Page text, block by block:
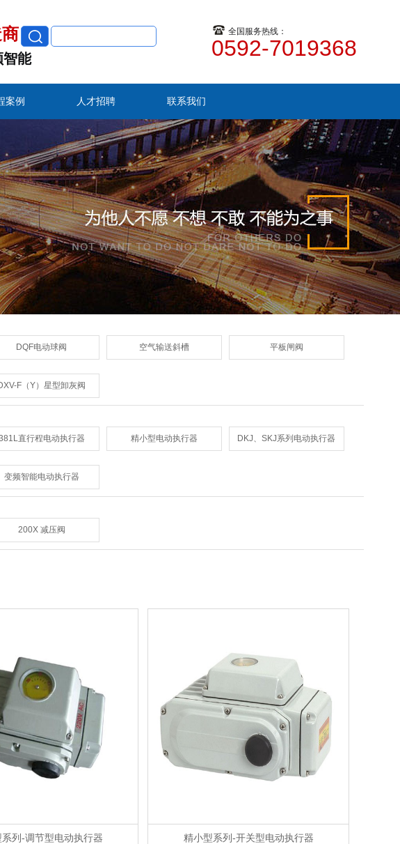
智能
全国服务热线：
0592-7019368
案例 人才招聘 联系我们
DQF电动球阀 空气输送斜槽 平板闸阀
F（Y）星型卸灰阀
直行程电动执行器 精小型电动执行器 DKJ、SKJ系列电动执行器
变频智能电动执行器
200X 减压阀
列-调节型电动执行器 精小型系列-开关型电动执行器